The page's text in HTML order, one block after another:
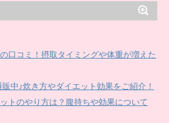
口コミ！摂取タイミングや体重が増えた
中♪炊き方やダイエット効果をご紹介！
トのやり方は？腹持ちや効果について